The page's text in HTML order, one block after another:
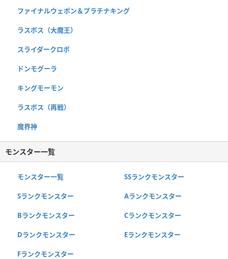
ファイナルウェポン＆プラチナキング
ラスボス（大魔王）
スライダークロボ
ドンモグーラ
キングモーモン
ラスボス（再戦）
魔界神
モンスター一覧
モンスター一覧 SSランクモンスター
Sランクモンスター Aランクモンスター
Bランクモンスター Cランクモンスター
Dランクモンスター Eランクモンスター
Fランクモンスター